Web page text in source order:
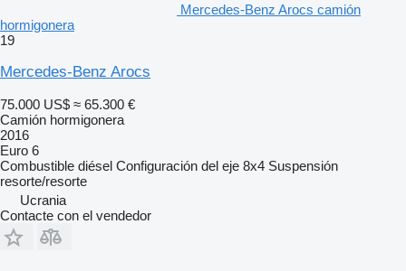
Mercedes-Benz Arocs camión
hormigonera
19
Mercedes-Benz Arocs
75.000 US$ ≈ 65.300 €
Camión hormigonera
2016
Euro 6
Combustible diésel Configuración del eje 8x4 Suspensión
resorte/resorte
Ucrania
Contacte con el vendedor